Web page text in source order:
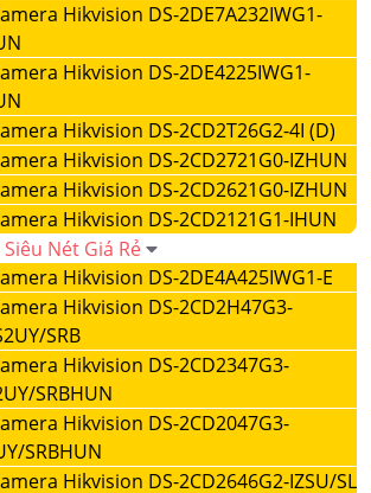
Hikvision DS-2DE7A232IWG1-
Hikvision DS-2DE4225IWG1-
Hikvision DS-2CD2T26G2-4I (D)
Hikvision DS-2CD2721G0-IZHUN
Hikvision DS-2CD2621G0-IZHUN
Hikvision DS-2CD2121G1-IHUN
Nét Giá Rẻ
Hikvision DS-2DE4A425IWG1-E
Hikvision DS-2CD2H47G3-
SRB
Hikvision DS-2CD2347G3-
SRBHUN
Hikvision DS-2CD2047G3-
SRBHUN
Hikvision DS-2CD2646G2-IZSU/SL